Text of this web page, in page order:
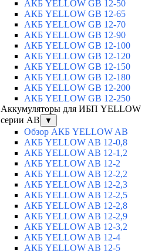
АКБ YELLOW GB 12-50
АКБ YELLOW GB 12-65
АКБ YELLOW GB 12-70
АКБ YELLOW GB 12-90
АКБ YELLOW GB 12-100
АКБ YELLOW GB 12-120
АКБ YELLOW GB 12-150
АКБ YELLOW GB 12-180
АКБ YELLOW GB 12-200
АКБ YELLOW GB 12-250
Аккумуляторы для ИБП YELLOW
серии AB
▼
Обзор АКБ YELLOW AB
АКБ YELLOW AB 12-0,8
АКБ YELLOW AB 12-1,2
АКБ YELLOW AB 12-2
АКБ YELLOW AB 12-2,2
АКБ YELLOW AB 12-2,3
АКБ YELLOW AB 12-2,5
АКБ YELLOW AB 12-2,8
АКБ YELLOW AB 12-2,9
АКБ YELLOW AB 12-3,2
АКБ YELLOW AB 12-4
АКБ YELLOW AB 12-5